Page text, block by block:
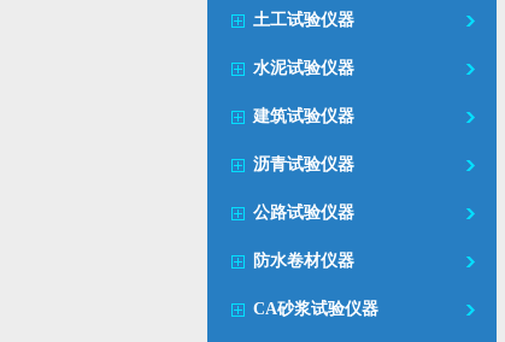
土工试验仪器
水泥试验仪器
建筑试验仪器
沥青试验仪器
公路试验仪器
防水卷材仪器
CA砂浆试验仪器